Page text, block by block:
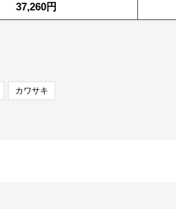
37,260円
カワサキ